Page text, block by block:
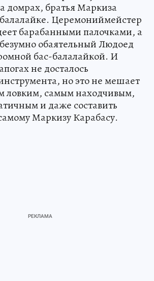
домрах, братья Маркиза
Церемониймейстер
барабанными палочками, а
обаятельный Людоед
бас-балалайкой. И
не досталось
но это не мешает
ловким, самым находчивым,
и даже составить
Маркизу Карабасу.